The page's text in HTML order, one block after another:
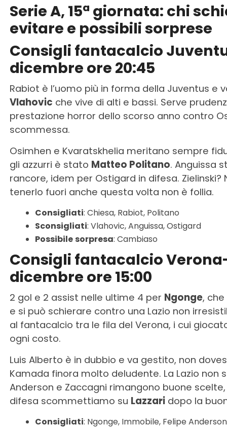
Serie A, 15ª giornata: chi
evitare e possibili sorprese
Consigli fantacalcio
dicembre ore 20:45
Rabiot è l’uomo più in forma della Juventus
Vlahovic che vive di alti e bassi. Serve
prestazione horror dello scorso anno contro
scommessa.
Osimhen e Kvaratskhelia meritano sempre
gli azzurri è stato Matteo Politano. Anguissa
rancore, idem per Ostigard in difesa.
tenerlo fuori anche questa volta non è follia.
Consigliati: Chiesa, Rabiot, Politano
Sconsigliati: Vlahovic, Anguissa, Ostigard
Possibile sorpresa: Cambiaso
Consigli fantacalcio
dicembre ore 15:00
2 gol e 2 assist nelle ultime 4 per Ngonge,
e si può schierare contro una Lazio non
al fantacalcio tra le fila del Verona, i cui
ogni costo.
Luis Alberto è in dubbio e va gestito, non
Kamada finora molto deludente. La Lazio non
Anderson e Zaccagni rimangono buone
difesa scommettiamo su Lazzaridopo la
Consigliati: Ngonge, Immobile, Felipe Anderson